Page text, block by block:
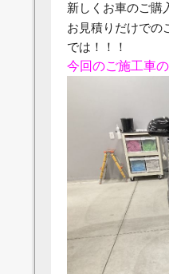
新しくお車のご購
お見積りだけでの
では！！！
今回のご施工車